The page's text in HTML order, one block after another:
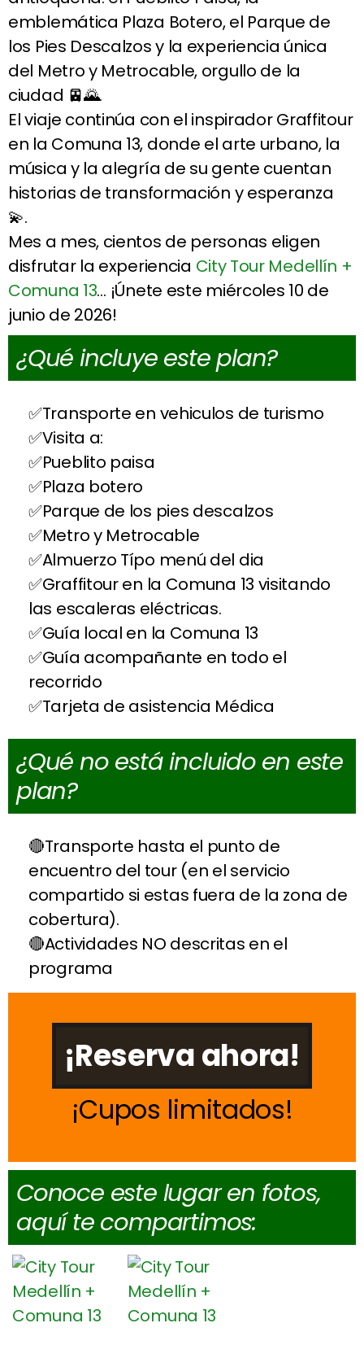
emblemática Plaza Botero, el Parque de
los Pies Descalzos y la experiencia única
del Metro y Metrocable, orgullo de la
ciudad 🚈🌄.
El viaje continúa con el inspirador Graffitour
en la Comuna 13, donde el arte urbano, la
música y la alegría de su gente cuentan
historias de transformación y esperanza
💫.
Mes a mes, cientos de personas eligen
disfrutar la experiencia City Tour Medellín +
Comuna 13… ¡Únete este miércoles 10 de
junio de 2026!
¿Qué incluye este plan?
Transporte en vehiculos de turismo
Visita a:
Pueblito paisa
Plaza botero
Parque de los pies descalzos
Metro y Metrocable
Almuerzo Típo menú del dia
Graffitour en la Comuna 13 visitando
las escaleras eléctricas.
Guía local en la Comuna 13
Guía acompañante en todo el
recorrido
Tarjeta de asistencia Médica
¿Qué no está incluido en este
plan?
Transporte hasta el punto de
encuentro del tour (en el servicio
compartido si estas fuera de la zona de
cobertura).
Actividades NO descritas en el
programa
¡Reserva ahora!
Cupos limitados
Conoce este lugar en fotos,
aquí te compartimos: